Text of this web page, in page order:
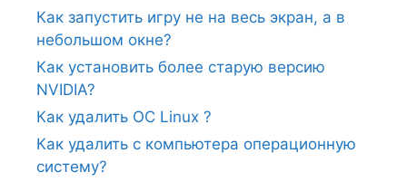
Как запустить игру не на весь экран, а в
небольшом окне?
Как установить более старую версию
NVIDIA?
Как удалить ОС Linux ?
Как удалить с компьютера операционную
систему?